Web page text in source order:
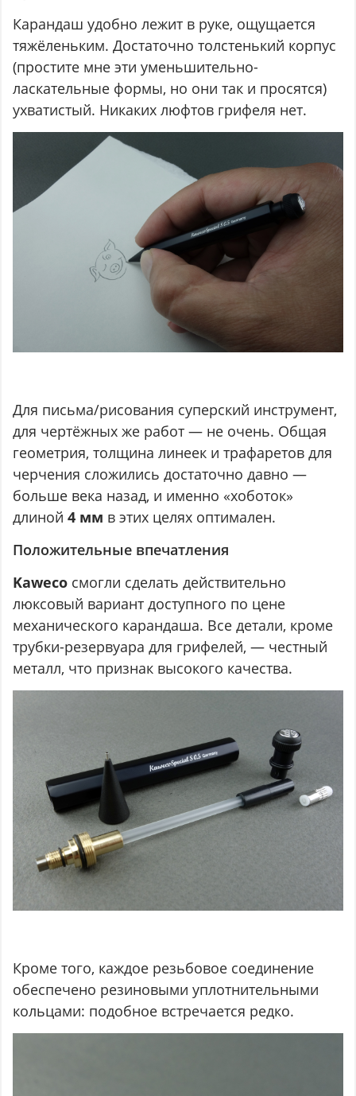
Карандаш удобно лежит в руке, ощущается
тяжёленьким. Достаточно толстенький корпус
(простите мне эти уменьшительно-
ласкательные формы, но они так и просятся)
ухватистый. Никаких люфтов грифеля нет.
Для письма/рисования суперский инструмент,
для чертёжных же работ — не очень. Общая
геометрия, толщина линеек и трафаретов для
черчения сложились достаточно давно —
больше века назад, и именно «хоботок»
длиной4 мм в этих целях оптимален.
Положительные впечатления
Kaweco смогли сделать действительно
люксовый вариант доступного по цене
механического карандаша. Все детали, кроме
трубки-резервуара для грифелей, — честный
металл, что признак высокого качества.
Кроме того, каждое резьбовое соединение
обеспечено резиновыми уплотнительными
кольцами: подобное встречается редко.